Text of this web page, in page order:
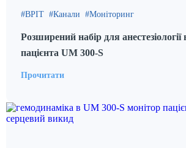
ВРІТ Канали Моніторинг
Розширений набір для анестезіології
пацієнта UM 300-S
Прочитати